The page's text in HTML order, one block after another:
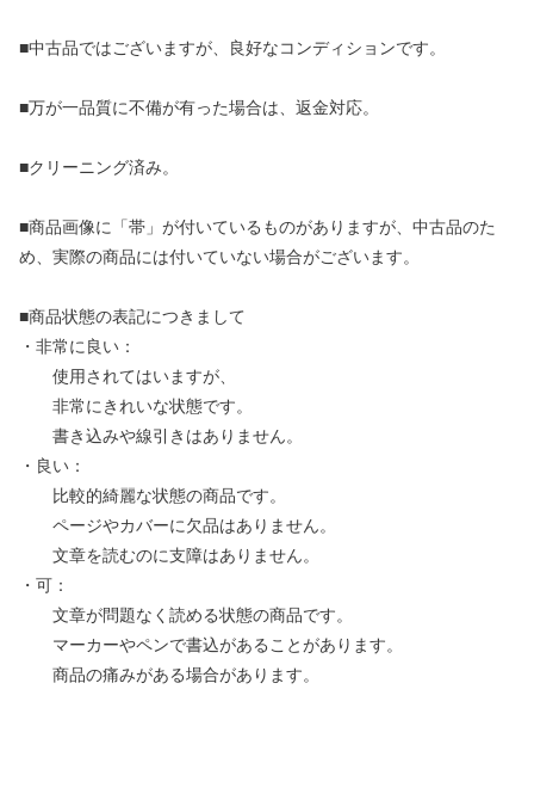
■中古品ではございますが、良好なコンディションです。
■万が一品質に不備が有った場合は、返金対応。
■クリーニング済み。
■商品画像に「帯」が付いているものがありますが、中古品のた
め、実際の商品には付いていない場合がございます。
■商品状態の表記につきまして
・非常に良い：
使用されてはいますが、
非常にきれいな状態です。
書き込みや線引きはありません。
・良い：
比較的綺麗な状態の商品です。
ページやカバーに欠品はありません。
文章を読むのに支障はありません。
・可：
文章が問題なく読める状態の商品です。
マーカーやペンで書込があることがあります。
商品の痛みがある場合があります。